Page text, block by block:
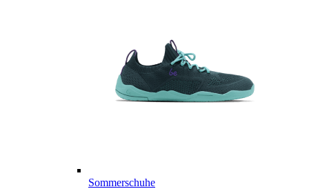
Sommerschuhe